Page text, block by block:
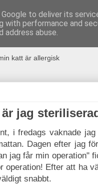
katt är allergisk
jag
i fredags vaknade
Dagen efter jag
jag får min operation"
operation! Efter att ha
snabbt.
to deliver its
with performance and
abuse.